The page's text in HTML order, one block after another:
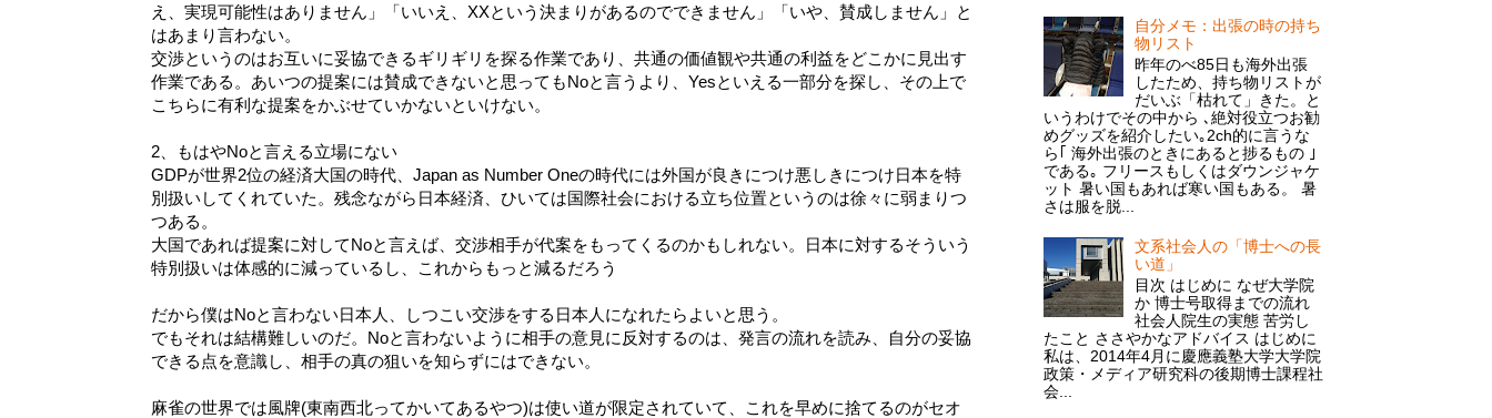
え、実現可能性はありません」「いいえ、XXという決まりがあるのでできません」「いや、賛成しません」と
はあまり言わない。
交渉というのはお互いに妥協できるギリギリを探る作業であり、共通の価値観や共通の利益をどこかに見出す
作業である。あいつの提案には賛成できないと思ってもNoと言うより、Yesといえる一部分を探し、その上で
こちらに有利な提案をかぶせていかないといけない。
2、もはやNoと言える立場にない
GDPが世界2位の経済大国の時代、Japan as Number Oneの時代には外国が良きにつけ悪しきにつけ日本を特
別扱いしてくれていた。残念ながら日本経済、ひいては国際社会における立ち位置というのは徐々に弱まりつ
つある。
大国であれば提案に対してNoと言えば、交渉相手が代案をもってくるのかもしれない。日本に対するそういう
特別扱いは体感的に減っているし、これからもっと減るだろう
だから僕はNoと言わない日本人、しつこい交渉をする日本人になれたらよいと思う。
でもそれは結構難しいのだ。Noと言わないように相手の意見に反対するのは、発言の流れを読み、自分の妥協
できる点を意識し、相手の真の狙いを知らずにはできない。
麻雀の世界では風牌(東南西北ってかいてあるやつ)は使い道が限定されていて、これを早めに捨てるのがセオ
自分メモ：出張の時の持ち
物リスト
昨年のべ85日も海外出張
したため、持ち物リストが
だいぶ「枯れて」きた。と
いうわけでその中から ､絶対役立つお勧
めグッズを紹介したい｡2ch的に言うな
ら｢ 海外出張のときにあると捗るもの ｣
である｡ フリースもしくはダウンジャケ
ット 暑い国もあれば寒い国もある。 暑
さは服を脱...
文系社会人の「博士への長
い道」
目次 はじめに なぜ大学院
か 博士号取得までの流れ
社会人院生の実態 苦労し
たこと ささやかなアドバイス はじめに
私は、2014年4月に慶應義塾大学大学院
政策・メディア研究科の後期博士課程社
会...